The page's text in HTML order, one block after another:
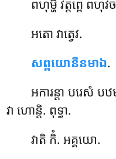
ពហុម្ហិ វត្តព្ពេ ពហុ
អតោ វាត្វេវ.
សព្ពយោនីនមាឯ.
អការន្តា បរេសំ
វា ហោន្តិ. ពុទ្ធា.
វាតិ កិំ. អគ្គយោ.